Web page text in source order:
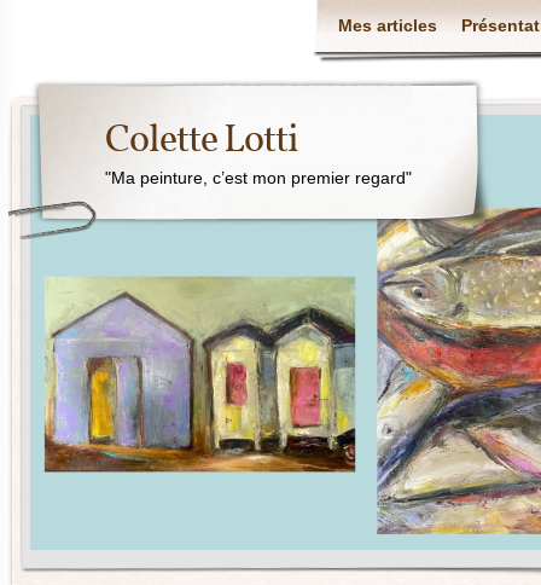
Mes articles
Colette Lotti
"Ma peinture, c’est mon premier regard"